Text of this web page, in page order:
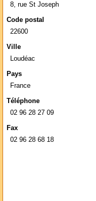
8, rue St Joseph
Code postal
22600
Ville
Loudéac
Pays
France
Téléphone
02 96 28 27 09
Fax
02 96 28 68 18